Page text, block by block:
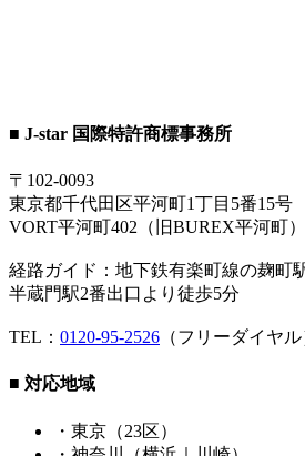
■ J-star 国際特許商標事務所
〒102-0093
東京都千代田区平河町1丁目5番15号
VORT平河町402（旧BUREX平河町）
経路ガイド：地下鉄有楽町線の麹町
半蔵門駅2番出口より徒歩5分
TEL： 0120-95-2526 （フリーダイヤル
■ 対応地域
・東京（23区）